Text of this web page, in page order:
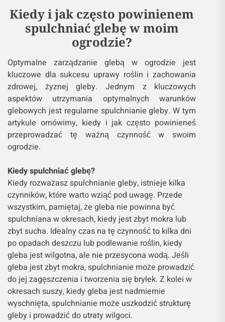
Kiedy i jak często powinienem
spulchniać glebę w moim
ogrodzie?
Optymalne zarządzanie glebą w ogrodzie jest
kluczowe dla sukcesu uprawy roślin i zachowania
zdrowej, żyznej gleby. Jednym z kluczowych
aspektów utrzymania optymalnych warunków
glebowych jest regularne spulchnianie gleby. W tym
artykule omówimy, kiedy i jak często powinieneś
przeprowadzać tę ważną czynność w swoim
ogrodzie.
Kiedy spulchniać glebę?
Kiedy rozważasz spulchnianie gleby, istnieje kilka
czynników, które warto wziąć pod uwagę. Przede
wszystkim, pamiętaj, że gleba nie powinna być
spulchniana w okresach, kiedy jest zbyt mokra lub
zbyt sucha. Idealny czas na tę czynność to kilka dni
po opadach deszczu lub podlewanie roślin, kiedy
gleba jest wilgotna, ale nie przesycona wodą. Jeśli
gleba jest zbyt mokra, spulchnianie może prowadzić
do jej zagęszczenia i tworzenia się bryłek. Z kolei w
okresach suszy, kiedy gleba jest nadmiernie
wyschnięta, spulchnianie może uszkodzić strukturę
gleby i prowadzić do utraty wilgoci.